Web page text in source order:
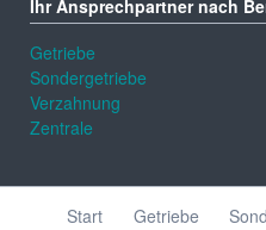
Ihr Ansprechpartner nach
Getriebe
Sondergetriebe
Verzahnung
Zentrale
Navigation
Start Getriebe